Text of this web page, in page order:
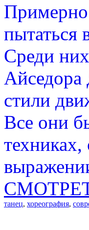
Примерно
пытаться
Среди
Айседора
стили
Все они
танец, хореография,